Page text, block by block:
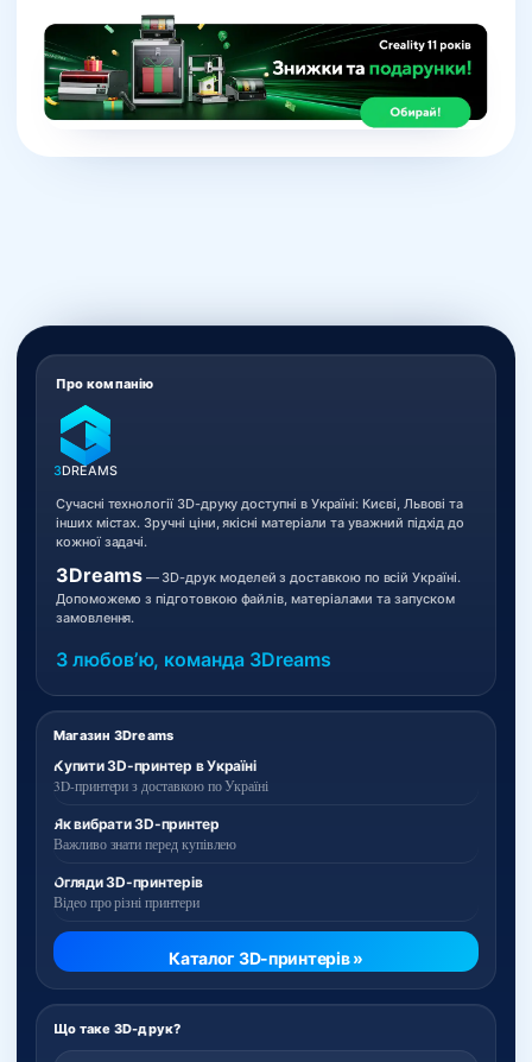
Магазин 3Dreams
Купити 3D-принтер в Україні
3D-принтери з доставкою по Україні
Як вибрати 3D-принтер
Важливо знати перед купівлею
Огляди 3D-принтерів
Відео про різні принтери
Каталог 3D-принтерів »
Що таке 3D-друк?
Про компанію
3DREAMS
Сучасні технології 3D-друку доступні в Україні: Києві, Львові та
інших містах. Зручні ціни, якісні матеріали та уважний підхід до
кожної задачі.
3Dreams— 3D-друк моделей з доставкою по всій Україні.
Допоможемо з підготовкою файлів, матеріалами та запуском
замовлення.
З любовʼю, команда 3Dreams